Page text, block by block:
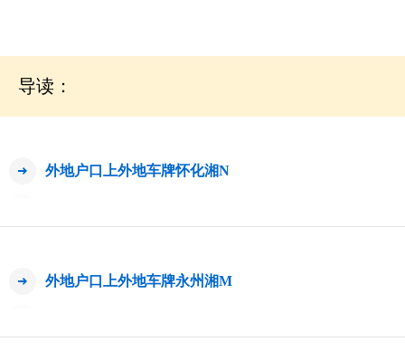
导读：
外地户口上外地车牌怀化湘N
外地户口上外地车牌永州湘M